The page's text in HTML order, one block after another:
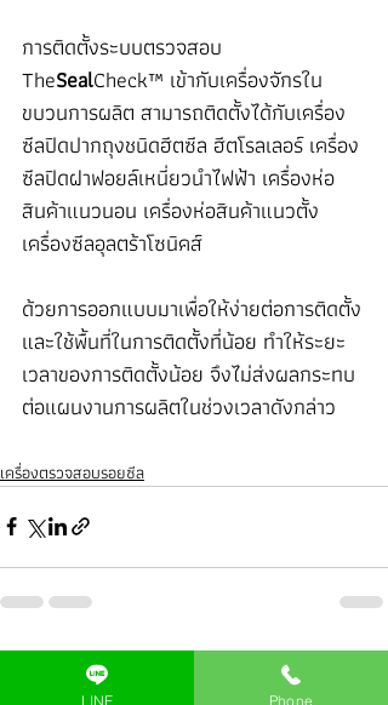
การติดตั้งระบบตรวจสอบ
TheSealCheck™ เข้ากับเครื่องจักรใน
ขบวนการผลิต สามารถติดตั้งได้กับเครื่อง
ซีลปิดปากถุงชนิดฮีตซีล ฮีตโรลเลอร์ เครื่อง
ซีลปิดฝาฟอยล์เหนี่ยวนำไฟฟ้า เครื่องห่อ
สินค้าแนวนอน เครื่องห่อสินค้าแนวตั้ง
เครื่องซีลอุลตร้าโซนิคส์
ด้วยการออกแบบมาเพื่อให้ง่ายต่อการติดตั้ง
และใช้พื้นที่ในการติดตั้งที่น้อย ทำให้ระยะ
เวลาของการติดตั้งน้อย จึงไม่ส่งผลกระทบ
ต่อแผนงานการผลิตในช่วงเวลาดังกล่าว
เครื่องตรวจสอบรอยซีล
Recent Posts
LINE Phone